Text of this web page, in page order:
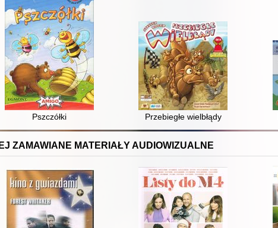
Pszczółki Przebiegłe wielbłądy
ZAMAWIANE MATERIAŁY AUDIOWIZUALNE